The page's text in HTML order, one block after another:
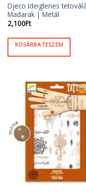
Djeco Ideiglenes
Madarak | Metál
2,100Ft
KOSÁRBA TESZEM